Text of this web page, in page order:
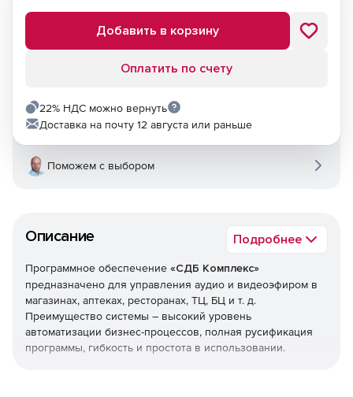
Описание Подробнее
Программное обеспечение «СДБ Комплекс»
предназначено для управления аудио и видеоэфиром в
магазинах, аптеках, ресторанах, ТЦ, БЦ и т. д.
Преимущество системы – высокий уровень
автоматизации бизнес-процессов, полная русификация
программы, гибкость и простота в использовании.
Добавить в корзину
Оплатить по счету
22% НДС можно вернуть
Доставка на почту 12 августа или раньше
Поможем с выбором